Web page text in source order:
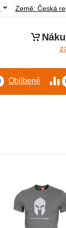
Země: Česká
Oblíbené